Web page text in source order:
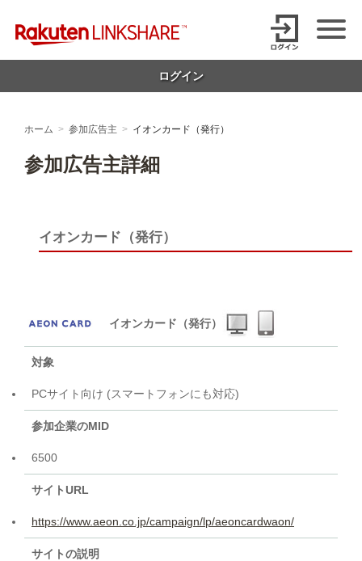
【1円からお支払い可能】アフィリエイトならリンクシェア・ジャパ
ログイン
ホーム 参加広告主 イオンカード（発行）
参加広告主詳細
イオンカード（発行）
イオンカード（発行）
対象
PCサイト向け (スマートフォンにも対応)
参加企業のMID
6500
サイトURL
https://www.aeon.co.jp/campaign/lp/aeoncardwaon/
サイトの説明